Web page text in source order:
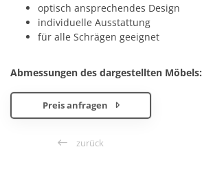
optisch ansprechendes Design
individuelle Ausstattung
für alle Schrägen geeignet
Abmessungen des dargestellten Möbels:
Preis anfragen
zurück